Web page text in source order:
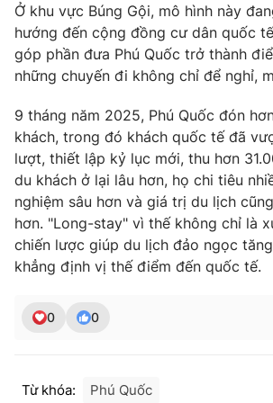
THỜI BÁO VTV
Theo dõi báo trên
Cơ quan chủ quản: Đài Truyền hình Việt
Cơ quan báo chí: Thời báo VTV
Giấy phép hoạt động báo in và báo điện tử
Tổng Biên tập:
Tổng đài VTV:024.38 355 931 - 024.38
Ở khu vực Búng Gội, mô hình này
hướng đến cộng đồng cư dân quốc
góp phần đưa Phú Quốc trở thành
những chuyến đi không chỉ để nghỉ,
9 tháng năm 2025, Phú Quốc đón
khách, trong đó khách quốc tế đã
lượt, thiết lập kỷ lục mới, thu hơn
du khách ở lại lâu hơn, họ chi tiêu
nghiệm sâu hơn và giá trị du lịch
hơn. "Long-stay" vì thế không chỉ là
chiến lược giúp du lịch đảo ngọc
khẳng định vị thế điểm đến quốc tế.
0 0
Từ khóa: Phú Quốc